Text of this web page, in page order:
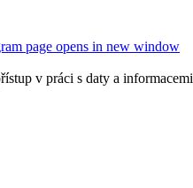
page opens in new window
v práci s daty a informacemi